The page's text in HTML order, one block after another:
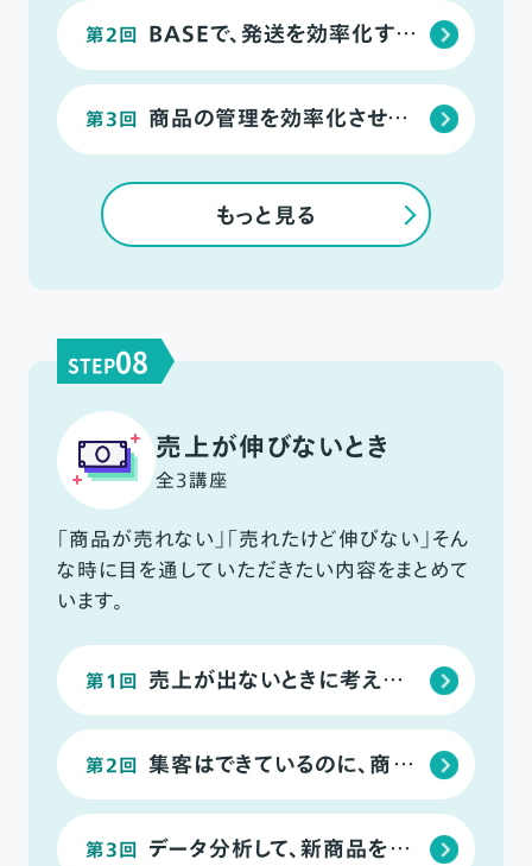
第2回 BASEで、発送を効率化する拡張機能
第3回 商品の管理を効率化させる機能
もっと見る
STEP08
売上が伸びないとき
全3講座
「商品が売れない」「売れたけど伸びない」そん
な時に目を通していただきたい内容をまとめて
います。
第1回 売上が出ないときに考えられる2つのこと
第2回 集客はできているのに、商品が売れない場合のチェックリスト
第3回 データ分析して、新商品を考えよう